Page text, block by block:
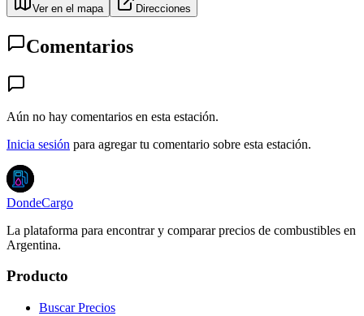
Ver en el mapa Direcciones
Comentarios
Aún no hay comentarios en esta estación.
Inicia sesión para agregar tu comentario sobre esta estación.
DondeCargo
La plataforma para encontrar y comparar precios de combustibles en
Argentina.
Producto
Buscar Precios